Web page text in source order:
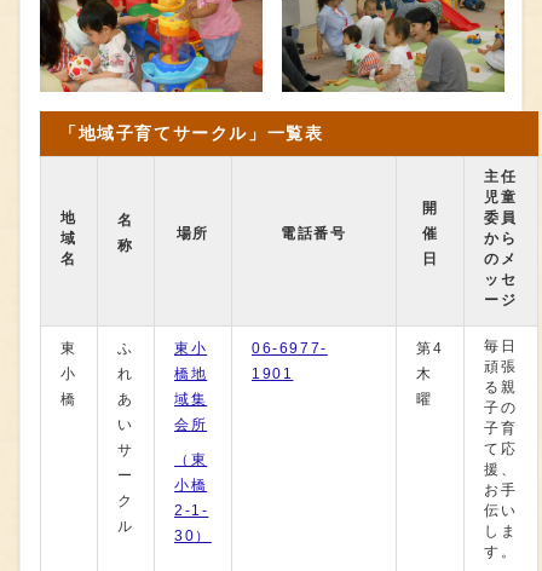
「地域子育てサークル」一覧表
地
域
名
名
称
場所 電話番号
開
催
日
主任
児童
委員
から
のメ
ッセ
ージ
東
小
橋
ふ
れ
あ
い
サ
ー
ク
ル
東小
橋地
域集
会所
（東
小橋
2-1-
30）
06-6977-
1901
第4
木
曜
毎日
頑張
る親
子の
子育
て応
援、
お手
伝い
しま
す。